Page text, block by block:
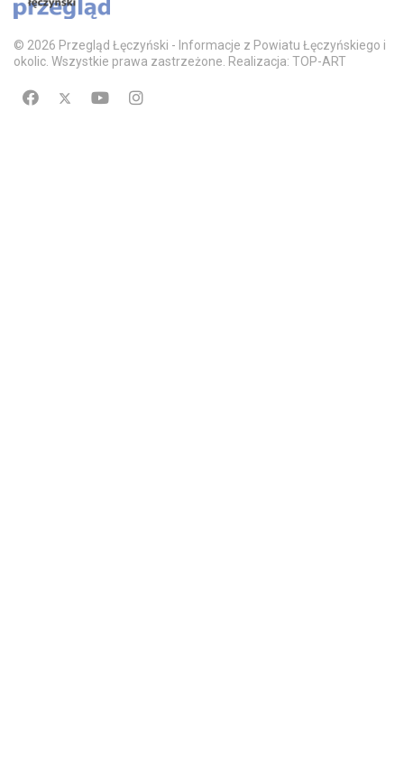
© 2026 Przegląd Łęczyński - Informacje z Powiatu Łęczyńskiego i
okolic. Wszystkie prawa zastrzeżone. Realizacja: TOP-ART